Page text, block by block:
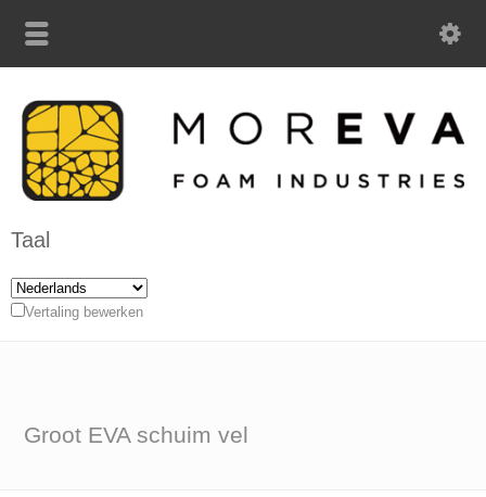
Taal
Vertaling bewerken
Groot EVA schuim vel